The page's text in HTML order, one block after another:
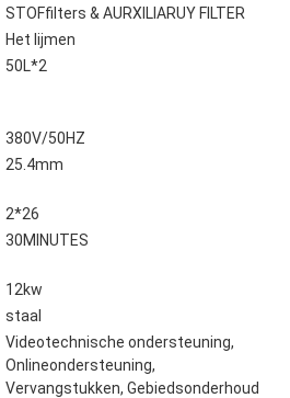
STOFfilters & AURXILIARUY FILTER
Het lijmen
50L*2
380V/50HZ
25.4mm
2*26
30MINUTES
12kw
staal
Videotechnische ondersteuning,
Onlineondersteuning,
Vervangstukken, Gebiedsonderhoud